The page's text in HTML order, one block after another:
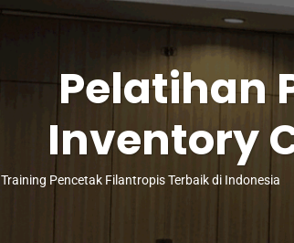
Pelatihan
Inventory
Training Pencetak Filantropis Terbaik di Indonesia